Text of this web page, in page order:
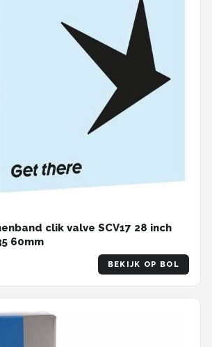
clik valve SCV17 28 inch
60mm
BEKIJK OP BOL